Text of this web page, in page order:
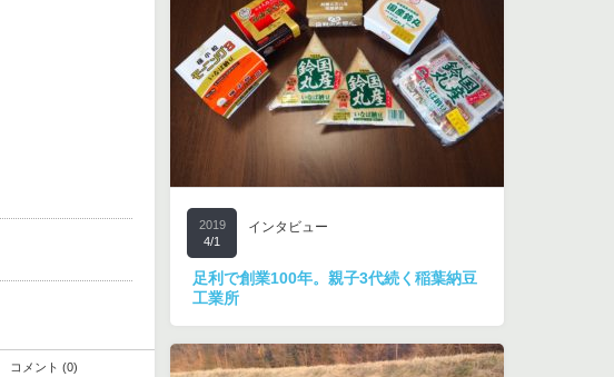
コメント (0)
2019
4/1
インタビュー
足利で創業100年。親子3代続く稲葉納豆
工業所